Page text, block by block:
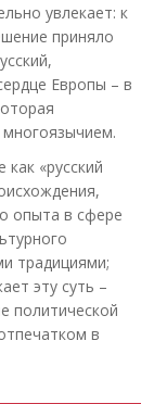
увлекает: к
приняло
Европы – в
«русский
опыта в сфере
традициями;
эту суть –
политической
в